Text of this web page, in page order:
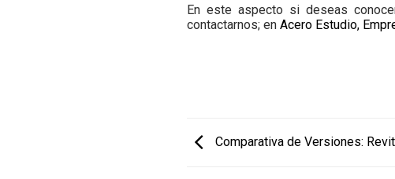
En este aspecto si deseas
contactarnos; en Acero Estudio,
Comparativa de Versiones: